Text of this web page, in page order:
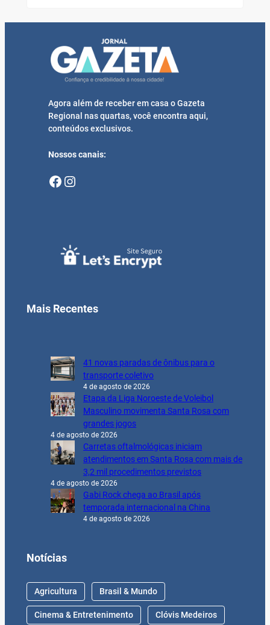
Agora além de receber em casa o Gazeta
Regional nas quartas, você encontra aqui,
conteúdos exclusivos.
Nossos canais:
Facebook Instagram
Mais Recentes
41 novas paradas de ônibus para o
transporte coletivo
4 de agosto de 2026
Etapa da Liga Noroeste de Voleibol
Masculino movimenta Santa Rosa com
grandes jogos
4 de agosto de 2026
Carretas oftalmológicas iniciam
atendimentos em Santa Rosa com mais de
3,2 mil procedimentos previstos
4 de agosto de 2026
Gabi Rock chega ao Brasil após
temporada internacional na China
4 de agosto de 2026
Notícias
Agricultura Brasil & Mundo
Cinema & Entretenimento Clóvis Medeiros